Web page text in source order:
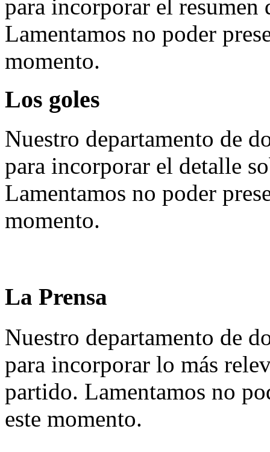
para incorporar el
Lamentamos no poder
momento.
Los goles
Nuestro departamento de
para incorporar el detalle
Lamentamos no poder
momento.
La Prensa
Nuestro departamento de
para incorporar lo más
partido. Lamentamos no
este momento.